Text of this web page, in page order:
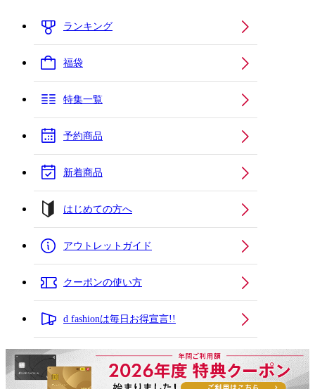
ランキング
福袋
特集一覧
予約商品
新着商品
はじめての方へ
アウトレットガイド
クーポンの使い方
d fashionは毎日お得宣言!!